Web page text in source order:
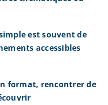
est souvent de
accessibles
format, rencontrer de